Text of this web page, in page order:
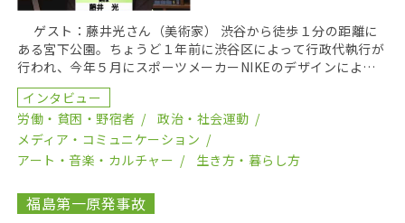
ゲスト：藤井光さん（美術家） 渋谷から徒歩１分の距離に
ある宮下公園。ちょうど１年前に渋谷区によって行政代執行が
行われ、今年５月にスポーツメーカーNIKEのデザインによっ
て、リニューアルオープンした。 都心のオアシスと […]
インタビュー
労働・貧困・野宿者
政治・社会運動
メディア・コミュニケーション
アート・音楽・カルチャー
生き方・暮らし方
福島第一原発事故